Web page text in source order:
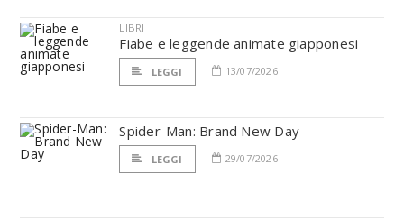
LIBRI
Fiabe e leggende animate giapponesi
LEGGI 13/07/2026
Spider-Man: Brand New Day
LEGGI 29/07/2026